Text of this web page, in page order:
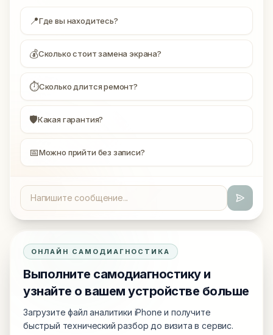
📍Где вы находитесь?
💰Сколько стоит замена экрана?
⏱Сколько длится ремонт?
🛡Какая гарантия?
📅Можно прийти без записи?
ОНЛАЙН САМОДИАГНОСТИКА
Выполните самодиагностику и
узнайте о вашем устройстве больше
Загрузите файл аналитики iPhone и получите
быстрый технический разбор до визита в сервис.